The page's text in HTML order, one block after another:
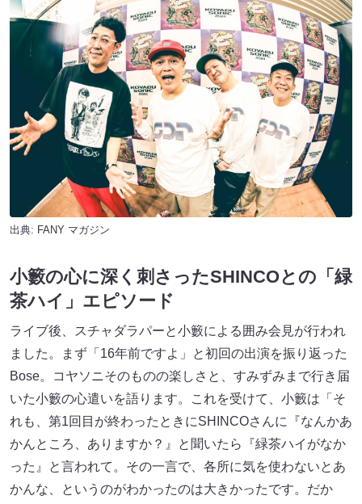
出典: FANY マガジン
小籔の心に深く刺さったSHINCOとの「緑
茶ハイ」エピソード
ライブ後、スチャダラパーと小籔による囲み会見が行われ
ました。まず「16年前ですよ」と初回の出演を振り返った
Bose。コヤソニそのものの楽しさと、すみずみまで行き届
いた小籔の心遣いを語ります。これを受けて、小籔は「そ
れも、第1回目が終わったときにSHINCOさんに『なんかあ
かんところ、ありますか？』と聞いたら『緑茶ハイがなか
った』と言われて。その一言で、各所に気を使わないとあ
かんな、というのがわかったのは大きかったです。だか